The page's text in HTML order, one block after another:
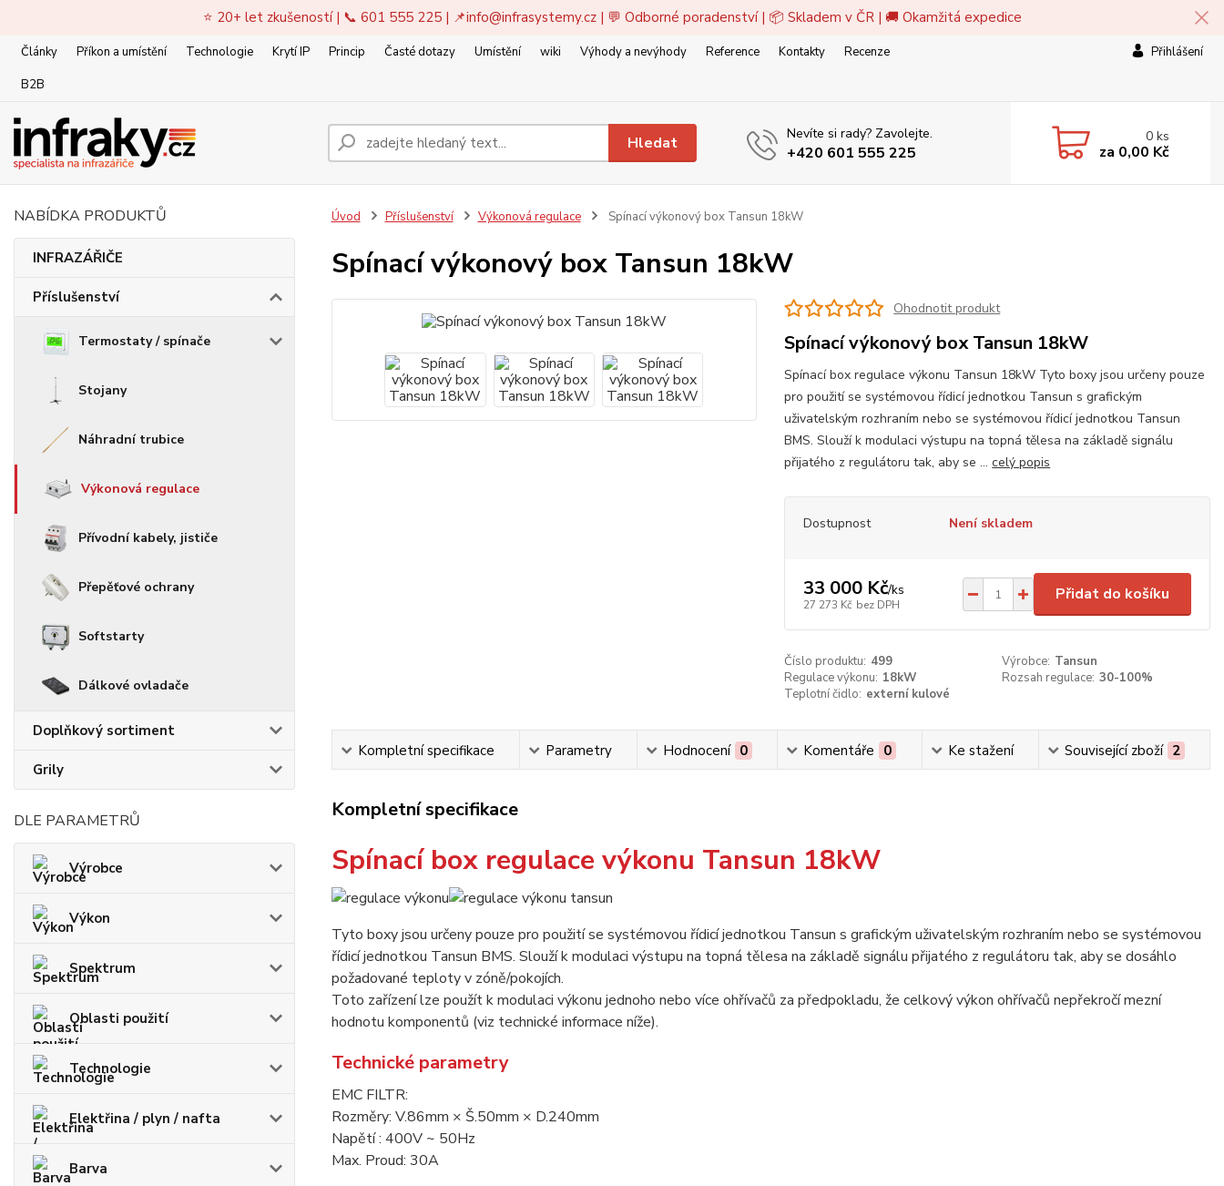
⭐ 20+ let zkušeností | 📞 601 555 225 | 📌info@infrasystemy.cz| 💬 Odborné poradenství | 📦 Skladem v ČR | 🚚 Okamžitá expedice
Články Příkon a umístění Technologie Krytí IP Princip Časté dotazy Umístění wiki Výhody a nevýhody Reference Kontakty
Recenze
B2B
Přihlášení
Hledat Nevíte si rady? Zavolejte.
+420 601 555 225
0 ks
za 0,00 Kč
NABÍDKA PRODUKTŮ
INFRAZÁŘIČE
Příslušenství
Termostaty / spínače
Stojany
Náhradní trubice
Výkonová regulace
Přívodní kabely, jističe
Přepěťové ochrany
Softstarty
Dálkové ovladače
Doplňkový sortiment
Grily
DLE PARAMETRŮ
Výrobce
Výkon
Spektrum
Oblasti použití
Technologie
Elektřina / plyn / nafta
Barva
Úvod Příslušenství Výkonová regulace Spínací výkonový box Tansun 18kW
Spínací výkonový box Tansun 18kW
Ohodnotit produkt
Spínací výkonový box Tansun 18kW
Spínací box regulace výkonu Tansun 18kW Tyto boxy jsou určeny pouze
pro použití se systémovou řídicí jednotkou Tansun s grafickým
uživatelským rozhraním nebo se systémovou řídicí jednotkou Tansun
BMS. Slouží k modulaci výstupu na topná tělesa na základě signálu
přijatého z regulátoru tak, aby se ...celý popis
Dostupnost Není skladem
33 000 Kč/ks
27 273 Kč bez DPH
Přidat do košíku
Číslo produktu: 499 Výrobce: Tansun
Regulace výkonu: 18kW Rozsah regulace: 30-100%
Teplotní čidlo: externí kulové
Kompletní specifikace Parametry Hodnocení 0 Komentáře 0 Ke stažení Související zboží 2
Kompletní specifikace
Spínací box regulace výkonu Tansun 18kW
Tyto boxy jsou určeny pouze pro použití se systémovou řídicí jednotkou Tansun s grafickým uživatelským rozhraním nebo se systémovou
řídicí jednotkou Tansun BMS. Slouží k modulaci výstupu na topná tělesa na základě signálu přijatého z regulátoru tak, aby se dosáhlo
požadované teploty v zóně/pokojích.
Toto zařízení lze použít k modulaci výkonu jednoho nebo více ohřívačů za předpokladu, že celkový výkon ohřívačů nepřekročí mezní
hodnotu komponentů (viz technické informace níže).
Technické parametry
EMC FILTR:
Rozměry: V.86mm × Š.50mm × D.240mm
Napětí : 400V ~ 50Hz
Max. Proud: 30A